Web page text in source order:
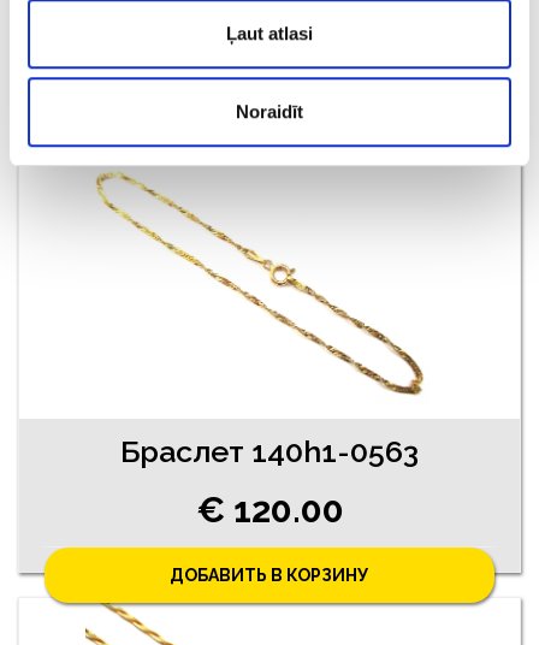
Ļaut atlasi
Noraidīt
€ 130.00
ДОБАВИТЬ В КОРЗИНУ
Браслет 140h1-0563
€ 120.00
ДОБАВИТЬ В КОРЗИНУ